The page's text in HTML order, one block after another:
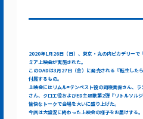
2020年1月26日（日）、東京・丸の内ピカデリーで
ミア上映会が実施された。
このOADは3月27日（金）に発売される『転生した
付属するもの。
上映会にはリムル=テンペスト役の岡咲美保さん、
さん、クロエ役およびED主題歌第2弾『リトルソル
愉快なトークで会場を大いに盛り上げた。
今回は大盛況に終わった上映会の様子をお届けする。